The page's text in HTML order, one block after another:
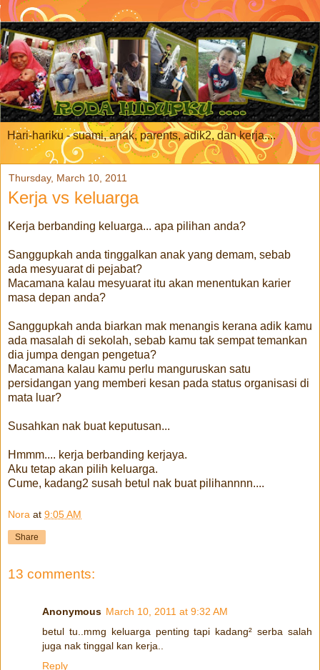
Hari-hariku - suami, anak, parents, adik2, dan kerja....
Thursday, March 10, 2011
Kerja vs keluarga
Kerja berbanding keluarga... apa pilihan anda?
Sanggupkah anda tinggalkan anak yang demam, sebab
ada mesyuarat di pejabat?
Macamana kalau mesyuarat itu akan menentukan karier
masa depan anda?
Sanggupkah anda biarkan mak menangis kerana adik kamu
ada masalah di sekolah, sebab kamu tak sempat temankan
dia jumpa dengan pengetua?
Macamana kalau kamu perlu manguruskan satu
persidangan yang memberi kesan pada status organisasi di
mata luar?
Susahkan nak buat keputusan...
Hmmm.... kerja berbanding kerjaya.
Aku tetap akan pilih keluarga.
Cume, kadang2 susah betul nak buat pilihannnn....
Nora at 9:05 AM
Share
13 comments:
Anonymous March 10, 2011 at 9:32 AM
betul tu..mmg keluarga penting tapi kadang² serba salah
juga nak tinggal kan kerja..
Reply